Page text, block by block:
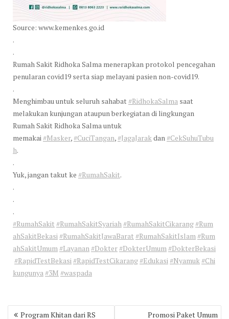
Source: www.kemenkes.go.id
.
.
Rumah Sakit Ridhoka Salma menerapkan protokol pencegahan
penularan covid19 serta siap melayani pasien non-covid19.
.
Menghimbau untuk seluruh sahabat #RidhokaSalma saat
melakukan kunjungan ataupun berkegiatan di lingkungan
Rumah Sakit Ridhoka Salma untuk
memakai #Masker, #CuciTangan, #JagaJarak dan #CekSuhuTubu
h.
.
Yuk, jangan takut ke #RumahSakit.
.
.
.
#RumahSakit #RumahSakitSyariah #RumahSakitCikarang #Rum
ahSakitBekasi #RumahSakitJawaBarat #RumahSakitIslam #Rum
ahSakitUmum #Layanan #Dokter #DokterUmum #DokterBekasi
#RapidTestBekasi #RapidTestCikarang #Edukasi #Nyamuk #Chi
kungunya #3M #waspada
PostProgram Khitan dari RS Promosi Paket Umum